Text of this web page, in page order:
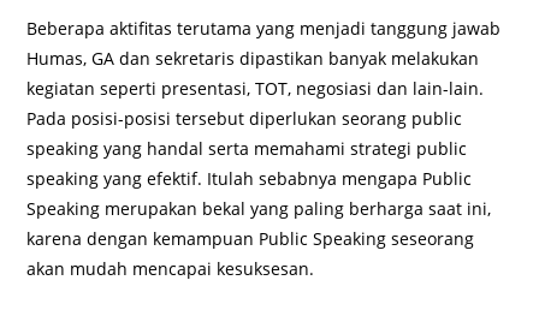
Beberapa aktifitas terutama yang menjadi tanggung jawab
Humas, GA dan sekretaris dipastikan banyak melakukan
kegiatan seperti presentasi, TOT, negosiasi dan lain-lain.
Pada posisi-posisi tersebut diperlukan seorang public
speaking yang handal serta memahami strategi public
speaking yang efektif. Itulah sebabnya mengapa Public
Speaking merupakan bekal yang paling berharga saat ini,
karena dengan kemampuan Public Speaking seseorang
akan mudah mencapai kesuksesan.